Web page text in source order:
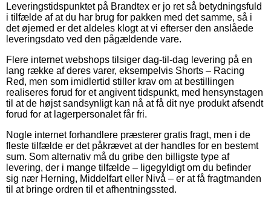
Leveringstidspunktet på Brandtex er jo ret så betydningsfuld
i tilfælde af at du har brug for pakken med det samme, så i
det øjemed er det aldeles klogt at vi efterser den anslåede
leveringsdato ved den pågældende vare.
Flere internet webshops tilsiger dag-til-dag levering på en
lang række af deres varer, eksempelvis Shorts – Racing
Red, men som imidlertid stiller krav om at bestillingen
realiseres forud for et angivent tidspunkt, med hensynstagen
til at de højst sandsynligt kan nå at få dit nye produkt afsendt
forud for at lagerpersonalet får fri.
Nogle internet forhandlere præsterer gratis fragt, men i de
fleste tilfælde er det påkrævet at der handles for en bestemt
sum. Som alternativ må du gribe den billigste type af
levering, der i mange tilfælde – ligegyldigt om du befinder
sig nær Herning, Middelfart eller Nivå – er at få fragtmanden
til at bringe ordren til et afhentningssted.